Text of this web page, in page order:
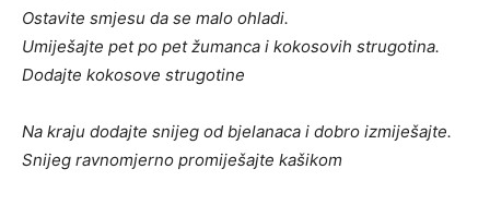
Ostavite smjesu da se malo ohladi.
Umiješajte pet po pet žumanca i kokosovih strugotina.
Dodajte kokosove strugotine
Na kraju dodajte snijeg od bjelanaca i dobro izmiješajte.
Snijeg ravnomjerno promiješajte kašikom